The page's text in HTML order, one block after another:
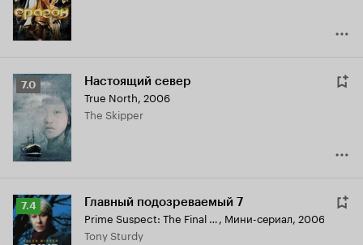
Рейтинг
Кинопоиска
7.0 Настоящий север
True North, 2006
The Skipper
Рейтинг
Кинопоиска
7.4
7.4 Главный подозреваемый 7
Prime Suspect: The Final Act, Мини-сериал, 2006
Tony Sturdy